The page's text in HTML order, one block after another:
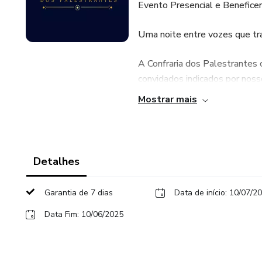
Evento Presencial e
Uma noite entre vozes que
A Confraria dos Palestrantes
convidados indicados por
Sua presença apoia ações
Mostrar mais
Detalhes
Garantia de 7 dias
Data de início: 10/07/
Data Fim: 10/06/2025